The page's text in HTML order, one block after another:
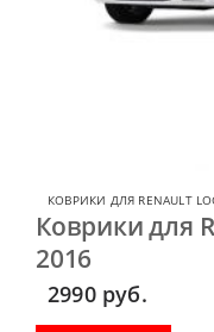
КОВРИКИ ДЛЯ RENAULT
Коврики для
2016
2990 руб.